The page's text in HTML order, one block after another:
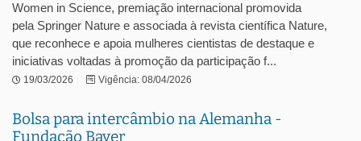
Women in Science, premiação internacional promovida
pela Springer Nature e associada à revista científica Nature,
que reconhece e apoia mulheres cientistas de destaque e
iniciativas voltadas à promoção da participação f...
19/03/2026 Vigência: 08/04/2026
Bolsa para intercâmbio na Alemanha -
Fundação Bayer